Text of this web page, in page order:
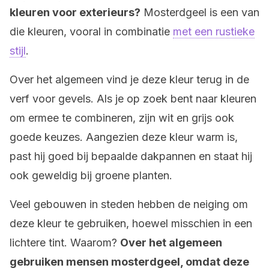
kleuren voor exterieurs? Mosterdgeel is een van
die kleuren, vooral in combinatie met een rustieke
stijl.
Over het algemeen vind je deze kleur terug in de
verf voor gevels. Als je op zoek bent naar kleuren
om ermee te combineren, zijn wit en grijs ook
goede keuzes. Aangezien deze kleur warm is,
past hij goed bij bepaalde dakpannen en staat hij
ook geweldig bij groene planten.
Veel gebouwen in steden hebben de neiging om
deze kleur te gebruiken, hoewel misschien in een
lichtere tint. Waarom? Over het algemeen
gebruiken mensen mosterdgeel, omdat deze